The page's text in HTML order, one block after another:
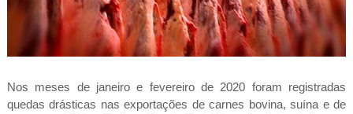
Nos meses de janeiro e fevereiro de 2020 foram registradas
quedas drásticas nas exportações de carnes bovina, suína e de